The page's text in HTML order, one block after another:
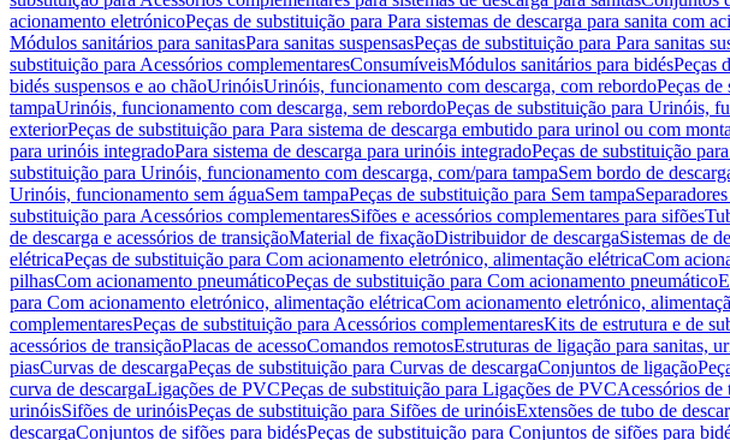
acionamento eletrónicoPeças de substituição para Para sistemas de descarga para sanita com
Módulos sanitários para sanitasPara sanitas suspensasPeças de substituição para Para sanitas
substituição para Acessórios complementaresConsumíveisMódulos sanitários para bidésPeças
bidés suspensos e ao chãoUrinóisUrinóis, funcionamento com descarga, com rebordoPeças
tampaUrinóis, funcionamento com descarga, sem rebordoPeças de substituição para Urinóis,
exteriorPeças de substituição para Para sistema de descarga embutido para urinol ou com
para urinóis integradoPara sistema de descarga para urinóis integradoPeças de substituição
substituição para Urinóis, funcionamento com descarga, com/para tampaSem bordo de
Urinóis, funcionamento sem águaSem tampaPeças de substituição para Sem tampa
substituição para Acessórios complementaresSifões e acessórios complementares para sifões
de descarga e acessórios de transiçãoMaterial de fixaçãoDistribuidor de descargaSistemas de
elétricaPeças de substituição para Com acionamento eletrónico, alimentação elétricaCom
pilhasCom acionamento pneumáticoPeças de substituição para Com acionamento pneumático
para Com acionamento eletrónico, alimentação elétricaCom acionamento eletrónico,
complementaresPeças de substituição para Acessórios complementaresKits de estrutura e de
acessórios de transiçãoPlacas de acessoComandos remotosEstruturas de ligação para sanitas,
piasCurvas de descargaPeças de substituição para Curvas de descargaConjuntos de ligação
curva de descargaLigações de PVCPeças de substituição para Ligações de PVCAcessórios de
urinóisSifões de urinóisPeças de substituição para Sifões de urinóisExtensões de tubo de
descargaConjuntos de sifões para bidésPeças de substituição para Conjuntos de sifões para